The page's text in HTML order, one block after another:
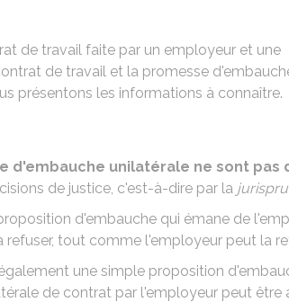
de travail faite par un employeur et une
de travail et la promesse
présentons les informations à connaître.
d'embauche unilatérale ne sont pas
de justice, c'est-à-dire par la
d'embauche qui émane de
tout comme l'employeur peut la
une simple proposition
de contrat par l'employeur peut être